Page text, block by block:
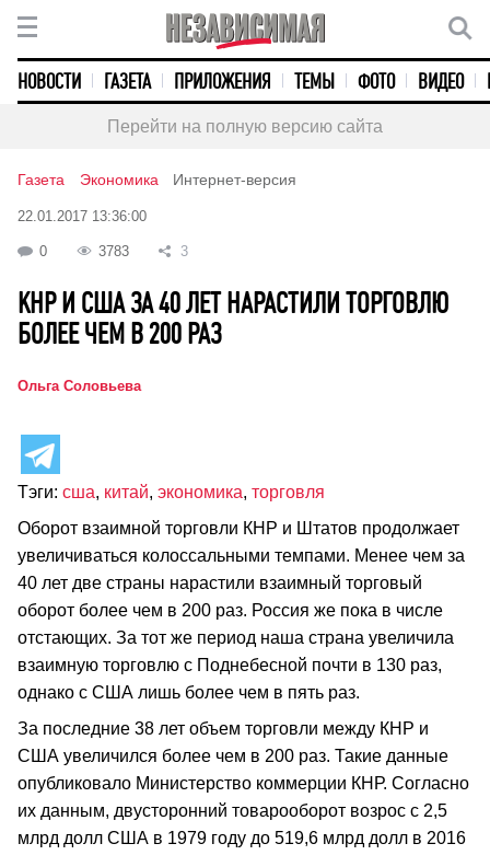
НОВОСТИ ГАЗЕТА ПРИЛОЖЕНИЯ ТЕМЫ ФОТО ВИДЕО
Перейти на полную версию сайта
Газета Экономика Интернет-версия
22.01.2017 13:36:00
0 3783 3
КНР И США ЗА 40 ЛЕТ НАРАСТИЛИ ТОРГОВЛЮ
БОЛЕЕ ЧЕМ В 200 РАЗ
Ольга Соловьева
Тэги: сша, китай, экономика, торговля
Оборот взаимной торговли КНР и Штатов продолжает
увеличиваться колоссальными темпами. Менее чем за
40 лет две страны нарастили взаимный торговый
оборот более чем в 200 раз. Россия же пока в числе
отстающих. За тот же период наша страна увеличила
взаимную торговлю с Поднебесной почти в 130 раз,
однако с США лишь более чем в пять раз.
За последние 38 лет объем торговли между КНР и
США увеличился более чем в 200 раз. Такие данные
опубликовало Министерство коммерции КНР. Согласно
их данным, двусторонний товарооборот возрос с 2,5
млрд долл США в 1979 году до 519,6 млрд долл в 2016